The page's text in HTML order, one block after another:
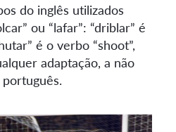
do inglês utilizados
ou “lafar”: “driblar” é
é o verbo “shoot”,
adaptação, a não